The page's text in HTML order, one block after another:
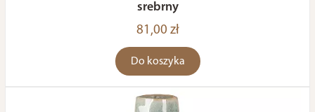
srebrny
81,00 zł
Do koszyka